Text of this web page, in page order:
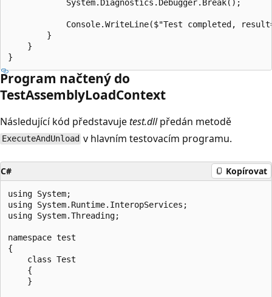
            System.Diagnostics.Debugger.Break();
Console.WriteLine($"Test completed,
        }
    }
Program načtený do
TestAssemblyLoadContext
Následující kód představujetest.dllpředán metodě
ExecuteAndUnload v hlavním testovacím programu.
C# Kopírovat
using System;
using System.Runtime.InteropServices;
using System.Threading;
namespace test
{
    class Test
    {
    }